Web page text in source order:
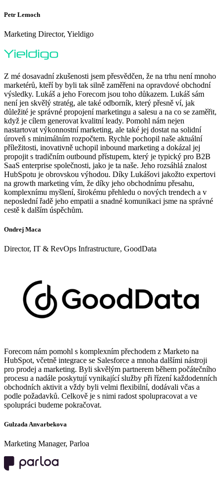
Petr Lemoch
Marketing Director, Yieldigo
Z mé dosavadní zkušenosti jsem přesvědčen, že na trhu není mnoho
marketérů, kteří by byli tak silně zaměřeni na opravdové obchodní
výsledky. Lukáš a jeho Forecom jsou toho důkazem. Lukáš sám
není jen skvělý stratég, ale také odborník, který přesně ví, jak
důležité je správné propojení marketingu a salesu a na co se zaměřit,
když je cílem generovat kvalitní leady. Pomohl nám nejen
nastartovat výkonnostní marketing, ale také jej dostat na solidní
úroveň s minimálním rozpočtem. Rychle pochopil naše aktuální
příležitosti, inovativně uchopil inbound marketing a dokázal jej
propojit s tradičním outbound přístupem, který je typický pro B2B
SaaS enterprise společnosti, jako je ta naše. Jeho rozsáhlá znalost
HubSpotu je obrovskou výhodou. Díky Lukášovi jakožto expertovi
na growth marketing vím, že díky jeho obchodnímu přesahu,
komplexnímu myšlení, širokému přehledu o nových trendech a v
neposlední řadě jeho empatii a snadné komunikaci jsme na správné
cestě k dalším úspěchům.
Ondrej Maca
Director, IT & RevOps Infrastructure, GoodData
Forecom nám pomohl s komplexním přechodem z Marketo na
HubSpot, včetně integrace se Salesforce a mnoha dalšími nástroji
pro prodej a marketing. Byli skvělým partnerem během počátečního
procesu a nadále poskytují vynikající služby při řízení každodenních
obchodních aktivit a vždy byli velmi flexibilní, dodávali včas a
podle požadavků. Celkově je s nimi radost spolupracovat a ve
spolupráci budeme pokračovat.
Gulzada Anvarbekova
Marketing Manager, Parloa